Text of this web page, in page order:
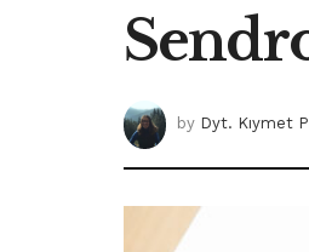
by Dyt. Kıymet